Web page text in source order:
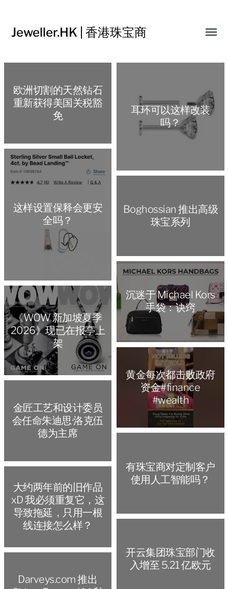
Jeweller.HK | 香港珠宝商
欧洲切割的天然钻石
重新获得美国关税豁
免
耳环可以这样改装
吗？
这样设置保释会更安
全吗？
Boghossian 推出高级
珠宝系列
沉迷于 Michael Kors
手袋：诀窍
《WOW 新加坡夏季
2026》现已在报亭上
架
黄金每次都击败政府
资金#finance
#wealth
金匠工艺和设计委员
会任命朱迪思·洛克伍
德为主席
有珠宝商对定制客户
使用人工智能吗？
大约两年前的旧作品
xD 我必须重复它，这
导致拖延，只用一根
线连接怎么样？
开云集团珠宝部门收
入增至 5.21 亿欧元
Darveys.com 推出